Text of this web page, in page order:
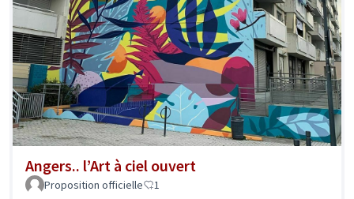
Angers.. l’Art à ciel ouvert
Proposition officielle 1